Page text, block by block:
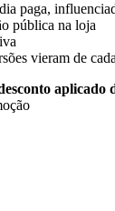
paga,
pública na loja
vieram de